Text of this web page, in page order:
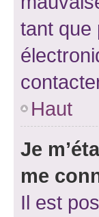
tant que
Haut
Je
me
Il est